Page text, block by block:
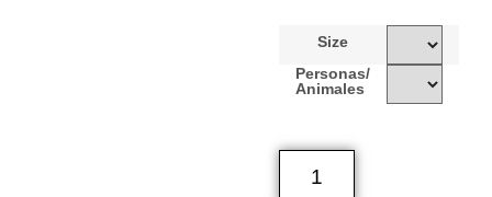
Size
Personas/
Animales